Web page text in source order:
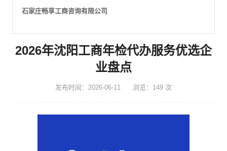
石家庄畅享工商咨询有限公司
2026年沈阳工商年检代办服务优选企
业盘点
发布时间：2026-06-11 浏览：149 次